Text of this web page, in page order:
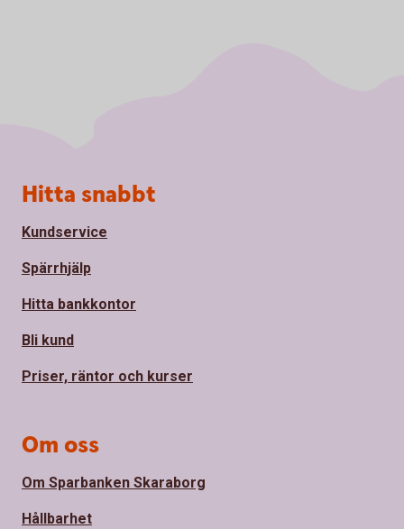
Sidfot
Hitta snabbt
Kundservice
Spärrhjälp
Hitta bankkontor
Bli kund
Priser, räntor och kurser
Om oss
Om Sparbanken Skaraborg
Hållbarhet